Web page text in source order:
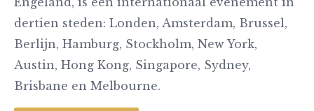
dertien steden: Londen, Amsterdam, Brussel,
Berlijn, Hamburg, Stockholm, New York,
Austin, Hong Kong, Singapore, Sydney,
Brisbane en Melbourne.